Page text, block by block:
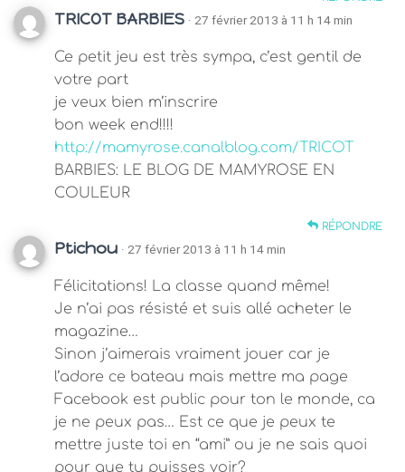
TRICOT BARBIES · 27 février 2013 à 11 h 14 min
Ce petit jeu est très sympa, c’est gentil de
votre part
je veux bien m’inscrire
bon week end!!!!
http://mamyrose.canalblog.com/TRICOT
BARBIES: LE BLOG DE MAMYROSE EN
COULEUR
RÉPONDRE
Ptichou · 27 février 2013 à 11 h 14 min
Félicitations! La classe quand même!
Je n’ai pas résisté et suis allé acheter le
magazine…
Sinon j’aimerais vraiment jouer car je
l’adore ce bateau mais mettre ma page
Facebook est public pour ton le monde, ca
je ne peux pas… Est ce que je peux te
mettre juste toi en “ami” ou je ne sais quoi
pour que tu puisses voir?